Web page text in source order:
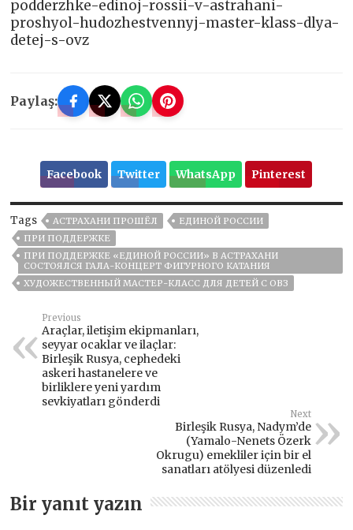
podderzhke-edinoj-rossii-v-astrahani-
proshyol-hudozhestvennyj-master-klass-dlya-
detej-s-ovz
Paylaş:
Facebook Twitter WhatsApp Pinterest
Tags АСТРАХАНИ ПРОШЁЛ
ЕДИНОЙ РОССИИ
ПРИ ПОДДЕРЖКЕ
ПРИ ПОДДЕРЖКЕ «ЕДИНОЙ РОССИИ» В АСТРАХАНИ
СОСТОЯЛСЯ ГАЛА-КОНЦЕРТ ФИГУРНОГО КАТАНИЯ
ХУДОЖЕСТВЕННЫЙ МАСТЕР-КЛАСС ДЛЯ ДЕТЕЙ С ОВЗ
Previous
Araçlar, iletişim ekipmanları,
seyyar ocaklar ve ilaçlar:
Birleşik Rusya, cephedeki
askeri hastanelere ve
birliklere yeni yardım
sevkiyatları gönderdi
Next
Birleşik Rusya, Nadym’de
(Yamalo-Nenets Özerk
Okrugu) emekliler için bir el
sanatları atölyesi düzenledi
Bir yanıt yazın